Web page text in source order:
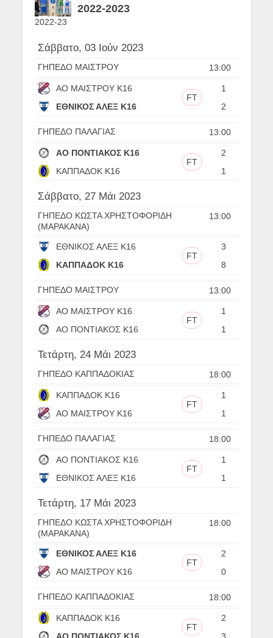
2022-2023
2022-23
Σάββατο, 03 Ιούν 2023
13:00
ΓΗΠΕΔΟ ΜΑΙΣΤΡΟΥ
ΑΟ ΜΑΙΣΤΡΟΥ Κ16
1
FT
ΕΘΝΙΚΟΣ ΑΛΕΞ Κ16
2
13:00
ΓΗΠΕΔΟ ΠΑΛΑΓΙΑΣ
ΑΟ ΠΟΝΤΙΑΚΟΣ Κ16
2
FT
ΚΑΠΠΑΔΟΚ Κ16
1
Σάββατο, 27 Μάι 2023
13:00
ΓΗΠΕΔΟ ΚΩΣΤΑ ΧΡΗΣΤΟΦΟΡΙΔΗ
(ΜΑΡΑΚΑΝΑ)
ΕΘΝΙΚΟΣ ΑΛΕΞ Κ16
3
FT
ΚΑΠΠΑΔΟΚ Κ16
8
13:00
ΓΗΠΕΔΟ ΜΑΙΣΤΡΟΥ
ΑΟ ΜΑΙΣΤΡΟΥ Κ16
1
FT
ΑΟ ΠΟΝΤΙΑΚΟΣ Κ16
1
Τετάρτη, 24 Μάι 2023
18:00
ΓΗΠΕΔΟ ΚΑΠΠΑΔΟΚΙΑΣ
ΚΑΠΠΑΔΟΚ Κ16
1
FT
ΑΟ ΜΑΙΣΤΡΟΥ Κ16
1
18:00
ΓΗΠΕΔΟ ΠΑΛΑΓΙΑΣ
ΑΟ ΠΟΝΤΙΑΚΟΣ Κ16
1
FT
ΕΘΝΙΚΟΣ ΑΛΕΞ Κ16
1
Τετάρτη, 17 Μάι 2023
18:00
ΓΗΠΕΔΟ ΚΩΣΤΑ ΧΡΗΣΤΟΦΟΡΙΔΗ
(ΜΑΡΑΚΑΝΑ)
ΕΘΝΙΚΟΣ ΑΛΕΞ Κ16
2
FT
ΑΟ ΜΑΙΣΤΡΟΥ Κ16
0
18:00
ΓΗΠΕΔΟ ΚΑΠΠΑΔΟΚΙΑΣ
ΚΑΠΠΑΔΟΚ Κ16
2
FT